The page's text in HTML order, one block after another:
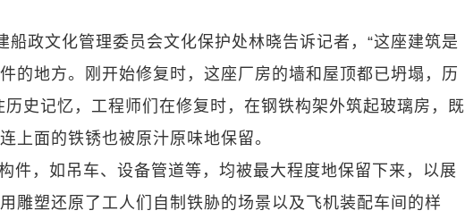
船政文化管理委员会文化保护处林晓告诉记者，“这座建筑是
的地方。刚开始修复时，这座厂房的墙和屋顶都已坍塌，历
史记忆，工程师们在修复时，在钢铁构架外筑起玻璃房，既
上面的铁锈也被原汁原味地保留。
件，如吊车、设备管道等，均被最大程度地保留下来，以展
雕塑还原了工人们自制铁胁的场景以及飞机装配车间的样